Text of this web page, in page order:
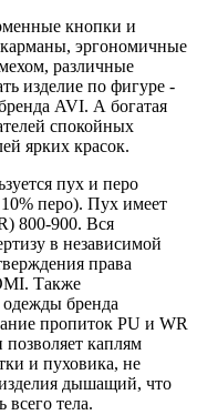
кнопки и
эргономичные
различные
изделие по фигуре -
AVI. А богатая
спокойных
ярких красок.
пух и перо
перо). Пух имеет
800-900. Вся
в независимой
права
Также
одежды бренда
пропиток PU и WR
каплям
и пуховика, не
дышащий, что
всего тела.